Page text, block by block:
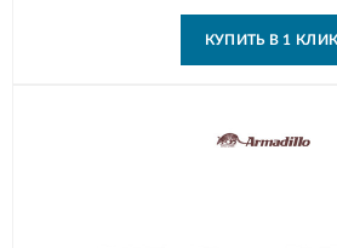
КУПИТЬ В 1 КЛИК